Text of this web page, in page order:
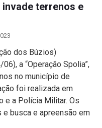
terrenos e
dos Búzios)
a “Operação Spolia”,
no município de
foi realizada em
e a Polícia Militar. Os
busca e apreensão em